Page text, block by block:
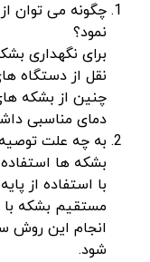
چگونه می توان
نمود؟
برای نگهداری
نقل از دستگاه
چنین از بشکه
دمای مناسبی
به چه علت
بشکه ها
با استفاده از
مستقیم بشکه
انجام این روش
شود.